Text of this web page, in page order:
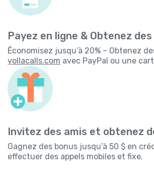
Payez en ligne & Obtenez
Économisez jusqu’à 20% – Obtenez
yollacalls.com avec PayPal ou une
Invitez des amis et obtenez
Gagnez des bonus jusqu’à 50 $ en
effectuer des appels mobiles et fixe.